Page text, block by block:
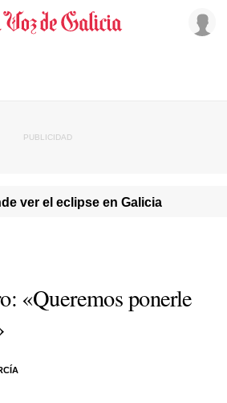
ver el eclipse en Galicia
«Queremos ponerle